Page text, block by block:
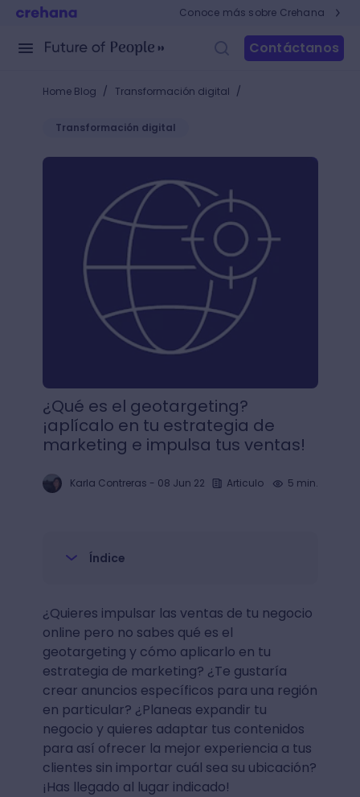
Conoce más sobre Crehana
Contáctanos
Home Blog / Transformación digital /
Transformación digital
¿Qué es el geotargeting? ¡aplícalo en tu estrategia
¿Qué es el geotargeting?
¡aplícalo en tu estrategia de
marketing e impulsa tus ventas!
Karla Contreras - 08 Jun 22 Articulo 5 min.
Índice
¿Quieres impulsar las ventas de tu negocio
online pero no sabes qué es el
geotargeting y cómo aplicarlo en tu
estrategia de marketing? ¿Te gustaría
crear anuncios específicos para una región
en particular? ¿Planeas expandir tu
negocio y quieres adaptar tus contenidos
para así ofrecer la mejor experiencia a tus
clientes sin importar cuál sea su ubicación?
¡Has llegado al lugar indicado!